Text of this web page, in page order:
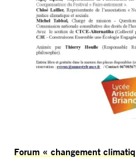
Forum « changement